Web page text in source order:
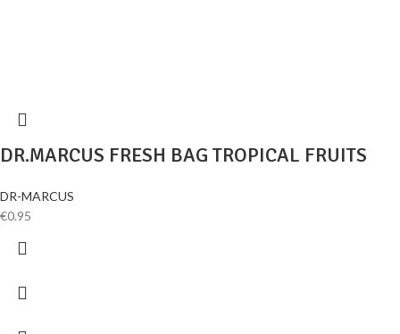
DR.MARCUS FRESH BAG TROPICAL FRUITS
DR-MARCUS
€0.95